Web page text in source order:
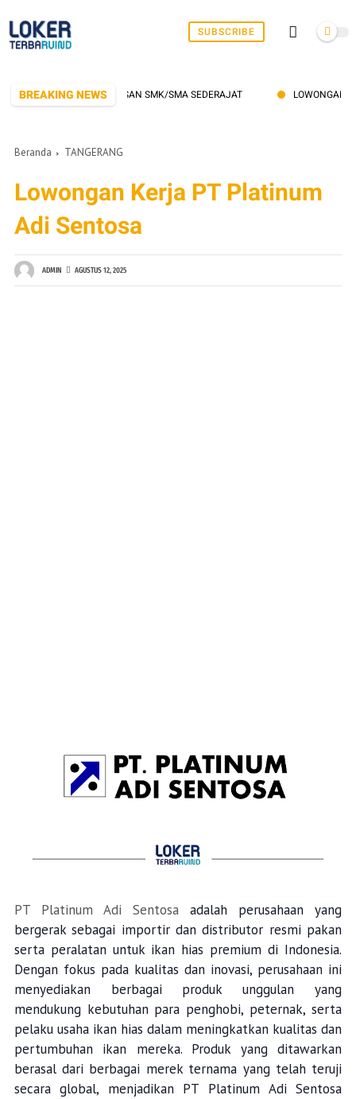
SUBSCRIBE
BREAKING NEWS
KERJA BUAT LULUSAN SMK/SMA SEDERAJAT LOWONGAN
Beranda TANGERANG
Lowongan Kerja PT Platinum
Adi Sentosa
ADMIN AGUSTUS 12, 2025
PT Platinum Adi Sentosaadalah perusahaan yang
bergerak sebagai importir dan distributor resmi pakan
serta peralatan untuk ikan hias premium di Indonesia.
Dengan fokus pada kualitas dan inovasi, perusahaan ini
menyediakan berbagai produk unggulan yang
mendukung kebutuhan para penghobi, peternak, serta
pelaku usaha ikan hias dalam meningkatkan kualitas dan
pertumbuhan ikan mereka. Produk yang ditawarkan
berasal dari berbagai merek ternama yang telah teruji
secara global, menjadikan PT Platinum Adi Sentosa